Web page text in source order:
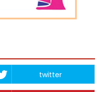
twitter